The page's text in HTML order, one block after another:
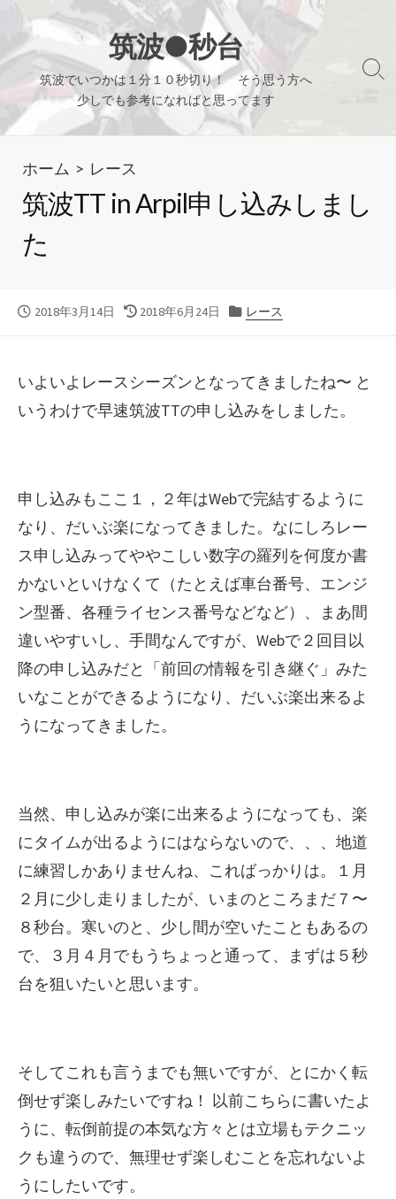
テ
ン
ツ
筑波●秒台
筑波でいつかは１分１０秒切り！ そう思う方へ
少しでも参考になればと思ってます
検
り
ホーム > レース
筑波TT in Arpil申し込みしまし
た
公
2018年3月14日
最
2018年6月24日
カ
ー
レース
いよいよレースシーズンとなってきましたね〜 と
いうわけで早速筑波TTの申し込みをしました。
申し込みもここ１，２年はWebで完結するように
なり、だいぶ楽になってきました。なにしろレー
ス申し込みってややこしい数字の羅列を何度か書
かないといけなくて（たとえば車台番号、エンジ
ン型番、各種ライセンス番号などなど）、まあ間
違いやすいし、手間なんですが、Webで２回目以
降の申し込みだと「前回の情報を引き継ぐ」みた
いなことができるようになり、だいぶ楽出来るよ
うになってきました。
当然、申し込みが楽に出来るようになっても、楽
にタイムが出るようにはならないので、、、地道
に練習しかありませんね、こればっかりは。１月
２月に少し走りましたが、いまのところまだ７〜
８秒台。寒いのと、少し間が空いたこともあるの
で、３月４月でもうちょっと通って、まずは５秒
台を狙いたいと思います。
そしてこれも言うまでも無いですが、とにかく転
倒せず楽しみたいですね！ 以前こちらに書いたよ
うに、転倒前提の本気な方々とは立場もテクニッ
クも違うので、無理せず楽しむことを忘れないよ
うにしたいです。